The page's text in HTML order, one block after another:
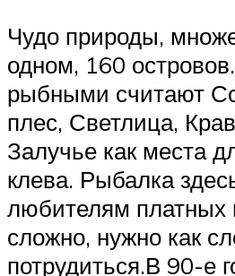
Чудо природы,
одном, 160
рыбными считают
плес, Светлица,
Залучье как места
клева. Рыбалка
любителям платных
сложно, нужно как
потрудиться.В 90-е